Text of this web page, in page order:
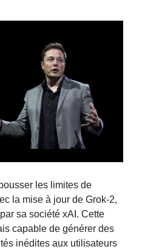
les limites de
la mise à jour de Grok-2,
sa société xAI. Cette
capable de générer des
inédites aux utilisateurs